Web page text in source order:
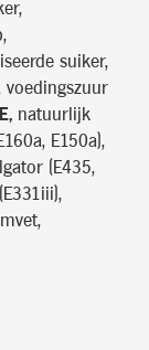
suiker,
voedingszuur
natuurlijk
E150a),
(E435,